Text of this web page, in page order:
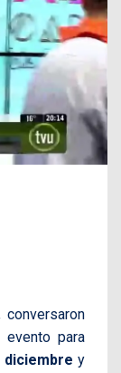
conversaron
evento para
diciembre y